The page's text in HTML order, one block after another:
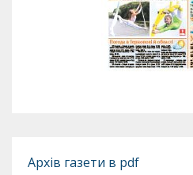
Архів газети в pdf